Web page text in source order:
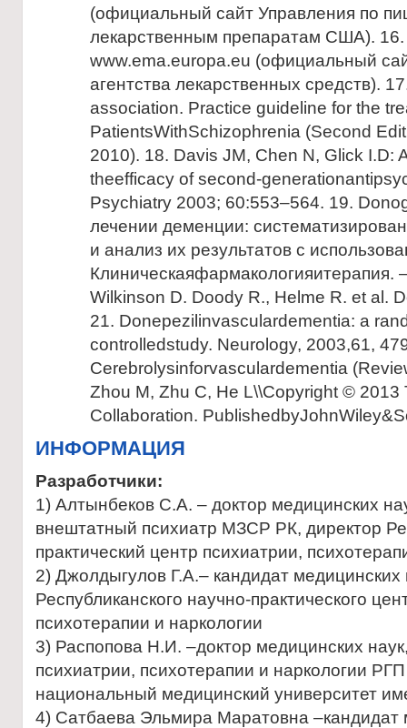
(официальный сайт Управления по
лекарственным препаратам США).
www.ema.europa.eu (официальный
агентства лекарственных средств).
association. Practice guideline for the
PatientsWithSchizophrenia (Second
2010). 18. Davis JM, Chen N, Glick I.D:
theefficacy of second-
Psychiatry 2003; 60:553–564. 19.
лечении деменции:
и анализ их результатов с
Клиническаяфармакологияитерапия.
Wilkinson D. Doody R., Helme R. et al.
21. Donepezilinvasculardementia: a
controlledstudy. Neurology, 2003,61,
Cerebrolysinforvasculardementia
Zhou M, Zhu C, He L\\Copyright © 2013
Collaboration.
ИНФОРМАЦИЯ
Разработчики:
1) Алтынбеков С.А. – доктор медицинских
внештатный психиатр МЗСР РК, директор
практический центр психиатрии,
2) Джолдыгулов Г.А.– кандидат медицинских
Республиканского научно-практического
психотерапии и наркологии
3) Распопова Н.И. –доктор медицинских
психиатрии, психотерапии и наркологии
национальный медицинский университет
4) Сатбаева Эльмира Маратовна –кандидат